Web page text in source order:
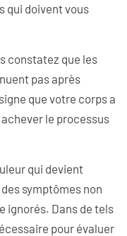
qui doivent vous
constatez que les
pas après
que votre corps a
le processus
qui devient
symptômes non
ignorés. Dans de tels
pour évaluer